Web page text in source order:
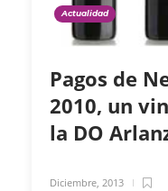
Actualidad
Pagos de
2010, un
la DO
Diciembre, 2013